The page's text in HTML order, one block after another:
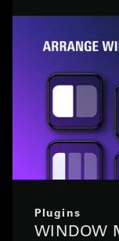
Plugins
WINDOW